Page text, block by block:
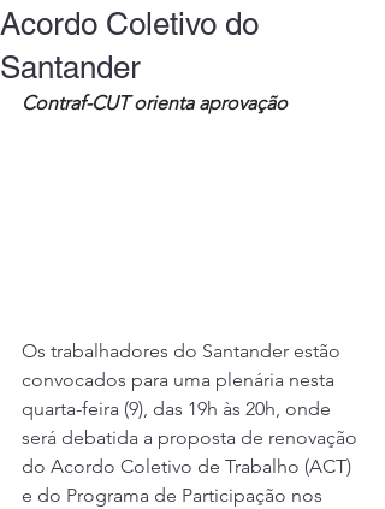
Acordo Coletivo do
Santander
Contraf-CUT orienta aprovação
Os trabalhadores do Santander estão
convocados para uma plenária nesta
quarta-feira (9), das 19h às 20h, onde
será debatida a proposta de renovação
do Acordo Coletivo de Trabalho (ACT)
e do Programa de Participação nos